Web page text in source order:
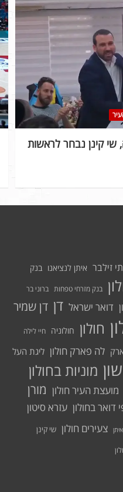
לאחר 30 שנה, שי קינן נבחר לראשות
זילבר איתן לנציאנו בנק
בנק מזרחי טפחות ברוני בר
דואר ישראל דן דן שמיר
חולון חולוניה חיי לילה
לה פארק חולון ליגת העל
מוניות בחולון
מועצת העיר חולון מורן
דואר בחולון עזרא סיטון
צעירים חולון שי קינן